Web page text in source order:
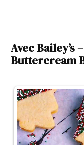
Avec Bailey’s
Buttercream